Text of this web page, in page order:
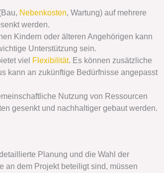
Nebenkosten, Wartung) auf mehrere
werden.
Kindern oder älteren Angehörigen kann
Unterstützung sein.
viel Flexibilität. Es können zusätzliche
kann an zukünftige Bedürfnisse angepasst
Nutzung von Ressourcen
gesenkt und nachhaltiger gebaut werden.
Planung und die Wahl der
an dem Projekt beteiligt sind, müssen